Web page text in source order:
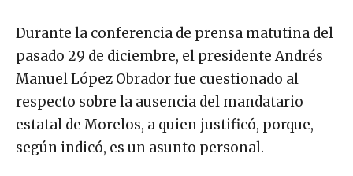
Durante la conferencia de prensa matutina del
pasado 29 de diciembre, el presidente Andrés
Manuel López Obrador fue cuestionado al
respecto sobre la ausencia del mandatario
estatal de Morelos, a quien justificó, porque,
según indicó, es un asunto personal.